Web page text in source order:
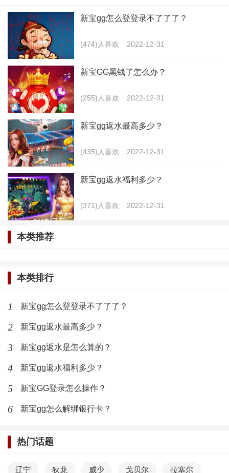
2.大家比较关心的就是这个平台当中获得的福利和
资金能不能够进行提现和继续游玩？这一点大家是可以
放心的，在这个平台当中所获得的任何福利和资金都是
可以进行提现的。所以说大家在使用的时候，都可以放
心的来获取这些福利。特别是在充值的时候，这个平台
这个平台作为一个最近十分出名，并且有非常多玩
家都在使用的一个平台，还是很推荐大家来进行使用
的。而且现在大家只需要注册他们的账户，就能够获取
标签： 新宝gg平台
最新文章
新宝GG黑钱了怎么办？
新宝gg返水最高多少？
新宝gg怎么登登录不了了了？
(474)人喜欢 2022-12-31
新宝GG黑钱了怎么办？
(255)人喜欢 2022-12-31
新宝gg返水最高多少？
(435)人喜欢 2022-12-31
新宝gg返水福利多少？
(371)人喜欢 2022-12-31
本类推荐
本类排行
1 新宝gg怎么登登录不了了了？
2 新宝gg返水最高多少？
3 新宝gg返水是怎么算的？
4 新宝gg返水福利多少？
5 新宝GG登录怎么操作？
6 新宝gg怎么解绑银行卡？
热门话题
辽宁 狄龙 威少 戈贝尔 拉塞尔